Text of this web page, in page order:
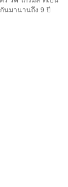
นมานานถึง 9 ปี